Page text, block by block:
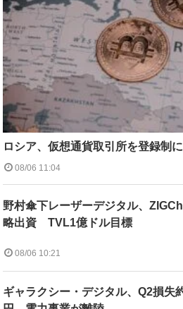
ロシア、仮想通貨取引所を登録制
08/06 11:04
野村傘下レーザーデジタル、
略出資 TVL1億ドル目標
08/06 10:21
ギャラクシー・デジタル、Q2損失